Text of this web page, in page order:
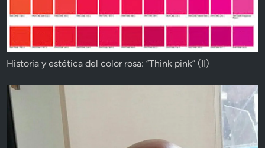
Historia y estética del color rosa: “Think pink” (II)